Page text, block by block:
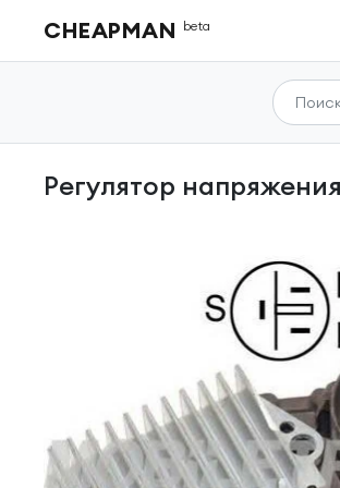
CHEAPMAN beta
Регулятор